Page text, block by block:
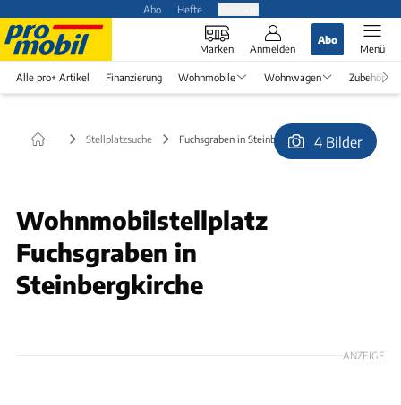
Abo Hefte
Marken Anmelden
Abo
Menü
Alle pro+ Artikel Finanzierung Wohnmobile Wohnwagen Zubehör
Stellplatzsuche Fuchsgraben in Steinbergkirche4 Bilder
Wohnmobilstellplatz
Fuchsgraben in
Steinbergkirche
ANZEIGE